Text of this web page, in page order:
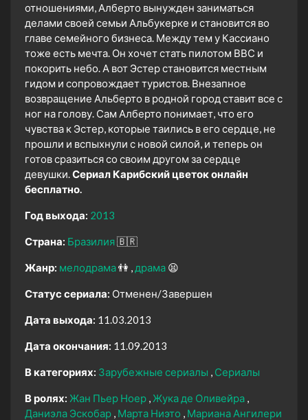
отношениями, Алберто вынужден заниматься
делами своей семьи Альбукерке и становится во
главе семейного бизнеса. Между тем у Кассиано
тоже есть мечта. Он хочет стать пилотом ВВС и
покорить небо. А вот Эстер становится местным
гидом и сопровождает туристов. Внезапное
возвращение Альберто в родной город ставит все с
ног на голову. Сам Алберто понимает, что его
чувства к Эстер, которые таились в его сердце, не
прошли и вспыхнули с новой силой, и теперь он
готов сразиться со своим другом за сердце
девушки.Сериал Карибский цветок онлайн
бесплатно.
Год выхода: 2013
Страна: Бразилия🇧🇷
Жанр: мелодрама👫 драма 😫
Статус сериала: Отменен/Завершен
Дата выхода: 11.03.2013
Дата окончания: 11.09.2013
В категориях: Зарубежные сериалы Сериалы
В ролях: Жан Пьер Ноер Жука де Оливейра
Даниэла Эскобар Марта Ниэто
Мариана Ангилери